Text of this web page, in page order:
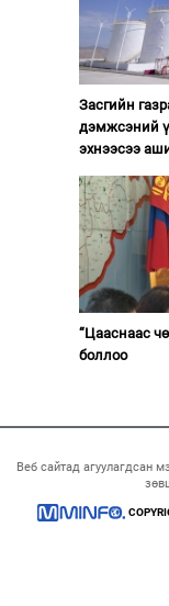
Засгийн
дэмжсэний
эхнээсээ
“Цааснаас
боллоо
Веб сайтад агуулагдсан